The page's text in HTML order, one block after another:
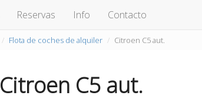
Reservas Info Contacto
Flota de coches de alquiler Citroen C5 aut.
Citroen C5 aut.